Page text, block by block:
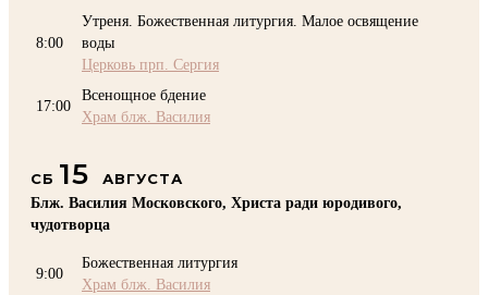
8:00
Утреня. Божественная литургия. Малое освящение
воды
Церковь прп. Сергия
17:00
Всенощное бдение
Храм блж. Василия
СБ 15
АВГУСТА
Блж. Василия Московского, Христа ради юродивого,
чудотворца
9:00
Божественная литургия
Храм блж. Василия